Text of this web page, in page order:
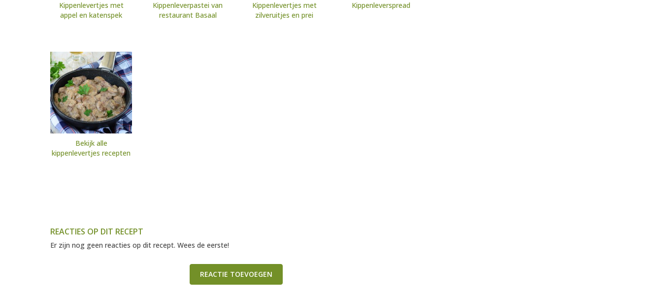
Kippenlevertjes met
appel en katenspek
Kippenleverpastei van
restaurant Basaal
Kippenlevertjes met
zilveruitjes en prei
Kippenleverspread
Bekijk alle
kippenlevertjes recepten
REACTIES OP DIT RECEPT
Er zijn nog geen reacties op dit recept. Wees de eerste!
REACTIE TOEVOEGEN